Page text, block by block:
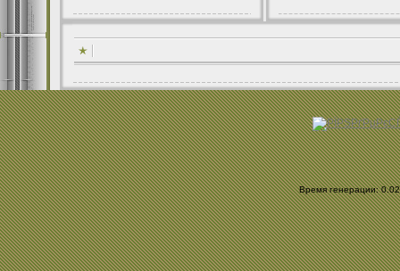
Время генерации: